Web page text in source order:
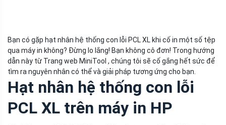
Bạn có gặp hạt nhân hệ thống con lỗi PCL XL khi cố in một số tệp
qua máy in không? Đừng lo lắng! Bạn không cô đơn! Trong hướng
dẫn này từ Trang web MiniTool , chúng tôi sẽ cố gắng hết sức để
tìm ra nguyên nhân có thể và giải pháp tương ứng cho bạn.
Hạt nhân hệ thống con lỗi
PCL XL trên máy in HP